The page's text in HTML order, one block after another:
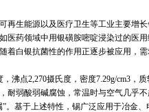
生能源以及医疗卫生等工业主要增长
医药领域中用银磺胺嘧啶浸染过的医
白银抗菌性的作用正逐步被应用，需
点2,270摄氏度，密度7.29g/cm3，
弱酸弱碱腐蚀，常温时与空气几乎
。基于上述特性，锡广泛应用于冶金